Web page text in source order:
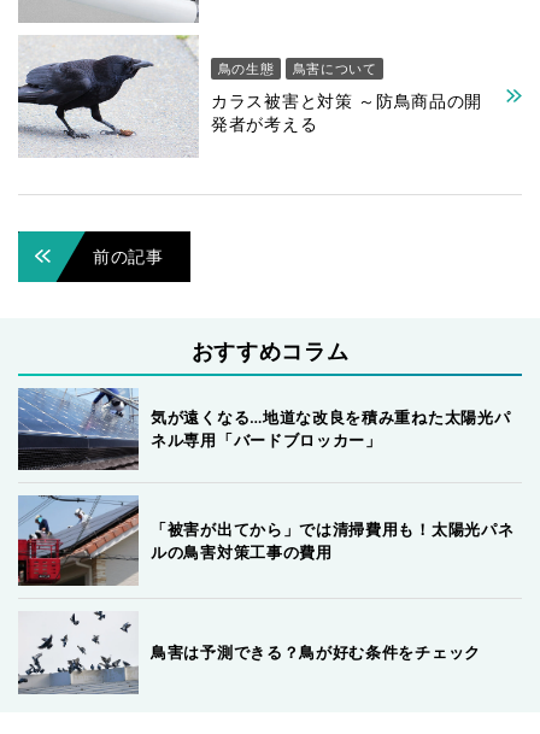
鳥の生態 鳥害について
カラス被害と対策 ～防鳥商品の開
発者が考える
前の記事
おすすめコラム
気が遠くなる…地道な改良を積み重ねた太陽光パ
ネル専用「バードブロッカー」
「被害が出てから」では清掃費用も！太陽光パネ
ルの鳥害対策工事の費用
鳥害は予測できる？鳥が好む条件をチェック